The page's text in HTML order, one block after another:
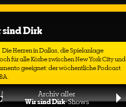
sind Dirk
Die Herzen in Dallas, die Spielanlage
für alle Körbe zwischen New York City und
geeignet: der wöchentliche Podcast
Archiv aller
Wir sind Dirk-Shows